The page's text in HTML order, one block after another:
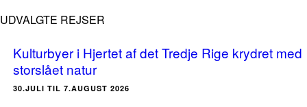
UDVALGTE REJSER
Kulturbyer i Hjertet af det Tredje Rige krydret med
storslået natur
30.JULI TIL 7.AUGUST 2026